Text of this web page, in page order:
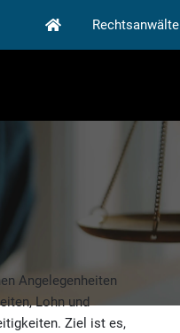
Rechtsanwälte
Angelegenheiten
Lohn und
Ziel ist es,